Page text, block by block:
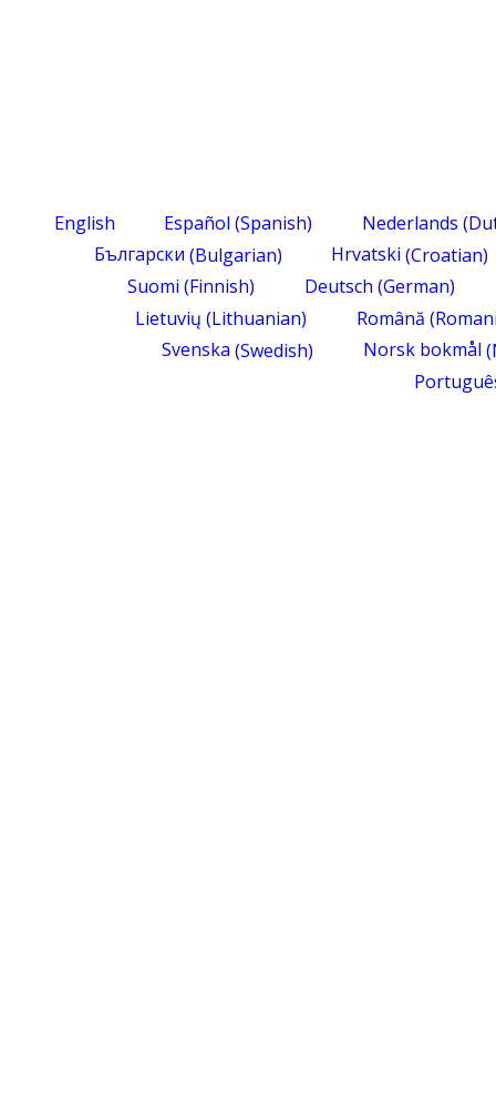
English Español (Spanish) Nederlands (
Български (Bulgarian) Hrvatski (Croatian)
Suomi (Finnish) Deutsch (German)
Lietuvių (Lithuanian) Română (
Svenska (Swedish) Norsk bokmål (